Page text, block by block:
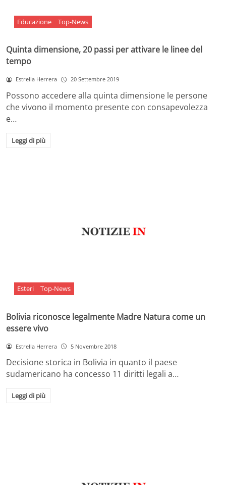
Educazione Top-News
Quinta dimensione, 20 passi per attivare le linee del
tempo
Estrella Herrera 20 Settembre 2019
Possono accedere alla quinta dimensione le persone
che vivono il momento presente con consapevolezza
e…
Leggi di più
Esteri Top-News
Bolivia riconosce legalmente Madre Natura come un
essere vivo
Estrella Herrera 5 Novembre 2018
Decisione storica in Bolivia in quanto il paese
sudamericano ha concesso 11 diritti legali a…
Leggi di più